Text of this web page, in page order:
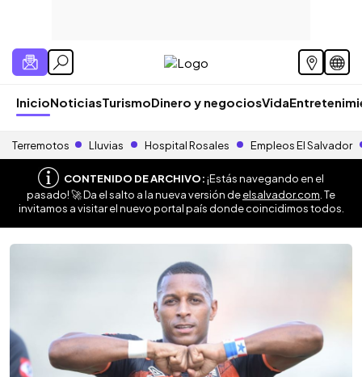
InicioNoticiasTurismoDinero y negociosVida
Terremotos Lluvias Hospital Rosales Empleos El Salvador
CONTENIDO DE ARCHIVO:¡Estás navegando en el
pasado! 🚀 Da el salto a la nueva versión deelsalvador.com . Te
invitamos a visitar el nuevo portal país donde coincidimos todos.